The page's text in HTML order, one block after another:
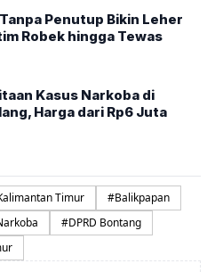
Penutup Bikin Leher
Robek hingga Tewas
Kasus Narkoba di
Harga dari Rp6 Juta
Timur #Balikpapan
#DPRD Bontang